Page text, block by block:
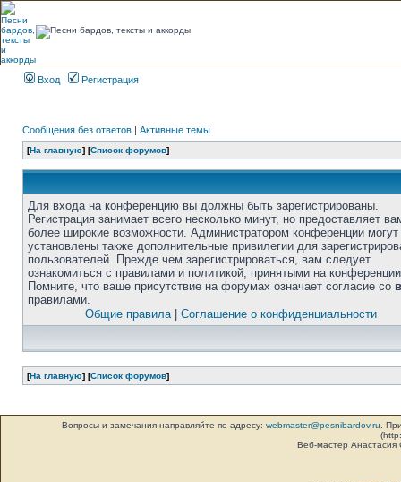
Вход Регистрация
Сообщения без ответов | Активные темы
[На главную] [Список форумов]
Для входа на конференцию вы должны быть зарегистрированы.
Регистрация занимает всего несколько минут, но предоставляет
более широкие возможности. Администратором конференции
установлены также дополнительные привилегии для
пользователей. Прежде чем зарегистрироваться, вам следует
ознакомиться с правилами и политикой, принятыми на
Помните, что ваше присутствие на форумах означает согласие со
правилами.
Общие правила| Соглашение о конфиденциальности
[На главную] [Список форумов]
Вопросы и замечания направляйте по адресу: webmaster@pesnibardov.ru .
Веб-мастер